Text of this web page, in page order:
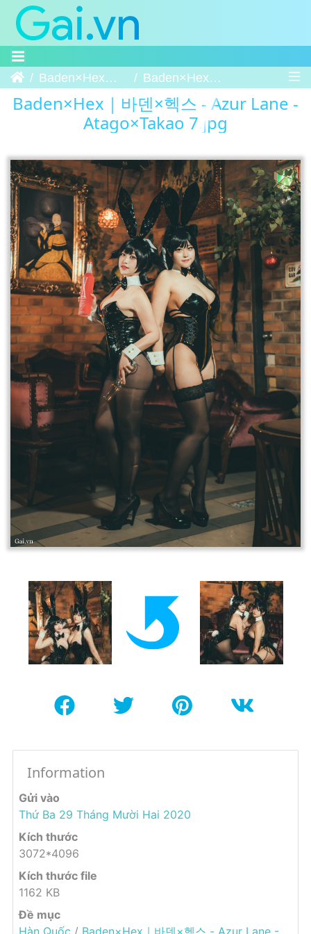
Trang chủBaden×Hex｜바덴×헥스 - Azur Lane - Atago×Takao Baden×Hex｜바덴×헥스 - Azur Lane - Atago×Takao 7
Baden×Hex｜바덴×헥스 - Azur Lane -
Atago×Takao 7.jpg
Information
Gửi vào
Thứ Ba 29 Tháng Mười Hai 2020
Kích thước
3072*4096
Kích thước file
1162 KB
Đề mục